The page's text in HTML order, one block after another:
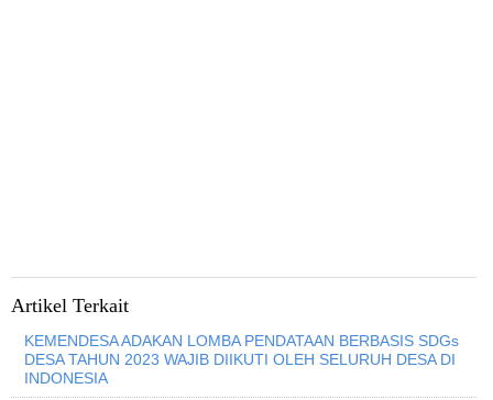
Artikel Terkait
KEMENDESA ADAKAN LOMBA PENDATAAN BERBASIS SDGs
DESA TAHUN 2023 WAJIB DIIKUTI OLEH SELURUH DESA DI
INDONESIA